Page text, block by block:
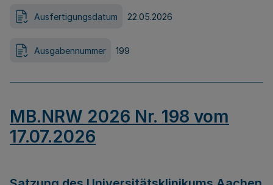
Ausfertigungsdatum 22.05.2026
Ausgabennummer 199
MB.NRW 2026 Nr. 198 vom
17.07.2026